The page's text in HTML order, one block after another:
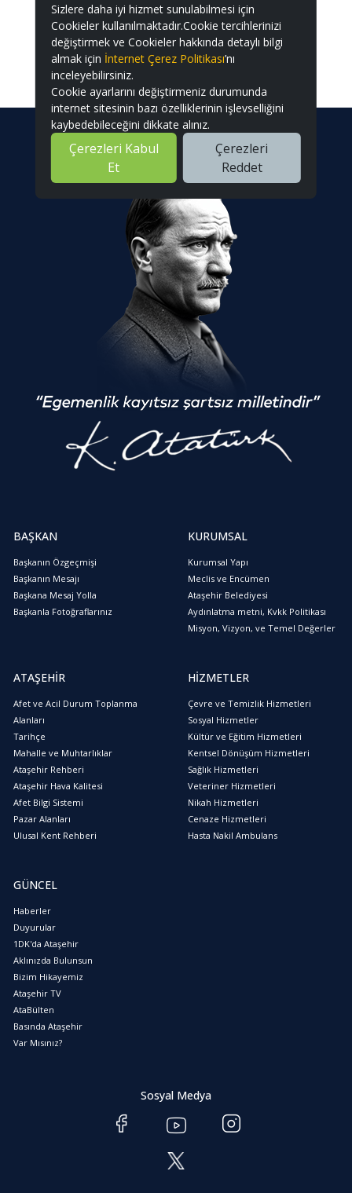
Sizlere daha iyi hizmet sunulabilmesi için
Cookieler kullanılmaktadır.Cookie tercihlerinizi
değiştirmek ve Cookieler hakkında detaylı bilgi
almak için İnternet Çerez Politikası’nı
inceleyebilirsiniz.
Cookie ayarlarını değiştirmeniz durumunda
internet sitesinin bazı özelliklerinin işlevselliğini
kaybedebileceğini dikkate alınız.
Çerezleri Kabul
Et
Çerezleri
Reddet
BAŞKAN
Başkanın Özgeçmişi
Başkanın Mesajı
Başkana Mesaj Yolla
Başkanla Fotoğraflarınız
KURUMSAL
Kurumsal Yapı
Meclis ve Encümen
Ataşehir Belediyesi
Aydınlatma metni, Kvkk Politikası
Misyon, Vizyon, ve Temel Değerler
ATAŞEHİR
Afet ve Acil Durum Toplanma
Alanları
Tarihçe
Mahalle ve Muhtarlıklar
Ataşehir Rehberi
Ataşehir Hava Kalitesi
Afet Bilgi Sistemi
Pazar Alanları
Ulusal Kent Rehberi
HİZMETLER
Çevre ve Temizlik Hizmetleri
Sosyal Hizmetler
Kültür ve Eğitim Hizmetleri
Kentsel Dönüşüm Hizmetleri
Sağlık Hizmetleri
Veteriner Hizmetleri
Nikah Hizmetleri
Cenaze Hizmetleri
Hasta Nakil Ambulans
GÜNCEL
Haberler
Duyurular
1DK'da Ataşehir
Aklınızda Bulunsun
Bizim Hikayemiz
Ataşehir TV
AtaBülten
Basında Ataşehir
Var Mısınız?
Sosyal Medya